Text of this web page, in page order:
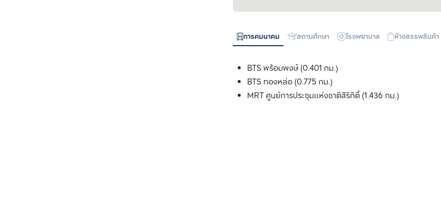
การคมนาคม สถานศึกษา โรงพยาบาล ห้างสรรพสินค้า
BTS พร้อมพงษ์ (0.401 กม.)
BTS ทองหล่อ (0.775 กม.)
MRT ศูนย์การประชุมแห่งชาติสิริกิติ์ (1.436 กม.)